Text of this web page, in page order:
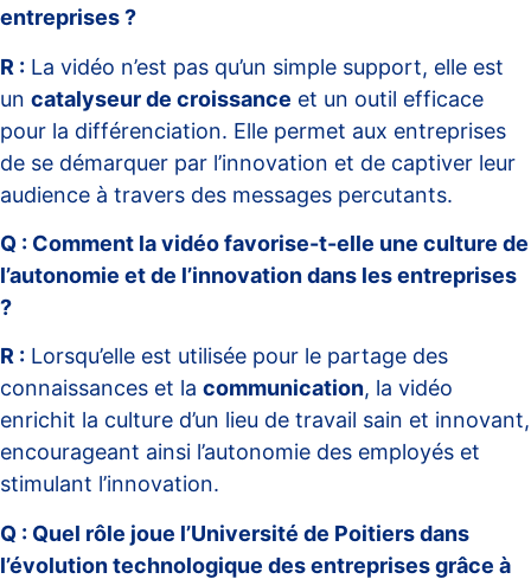
entreprises ?
R : La vidéo n’est pas qu’un simple support, elle est
un catalyseur de croissance et un outil efficace
pour la différenciation. Elle permet aux entreprises
de se démarquer par l’innovation et de captiver leur
audience à travers des messages percutants.
Q : Comment la vidéo favorise-t-elle une culture de
l’autonomie et de l’innovation dans les entreprises
?
R : Lorsqu’elle est utilisée pour le partage des
connaissances et la communication, la vidéo
enrichit la culture d’un lieu de travail sain et innovant,
encourageant ainsi l’autonomie des employés et
stimulant l’innovation.
Q : Quel rôle joue l’Université de Poitiers dans
l’évolution technologique des entreprises grâce à